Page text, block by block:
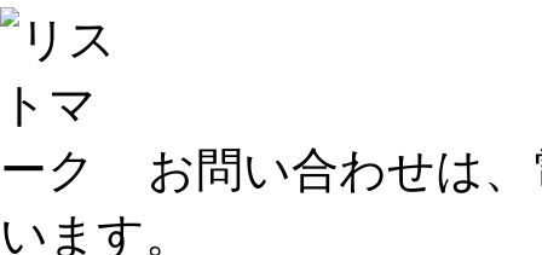
お問い合わせは
います。